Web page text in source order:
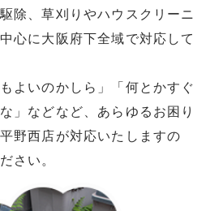
除、草刈りやハウスクリーニ
心に大阪府下全域で対応して
よいのかしら」「何とかすぐ
」などなど、あらゆるお困り
野西店が対応いたしますの
さい。